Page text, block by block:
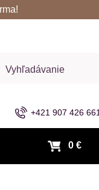
+421 907 426 661
0 €